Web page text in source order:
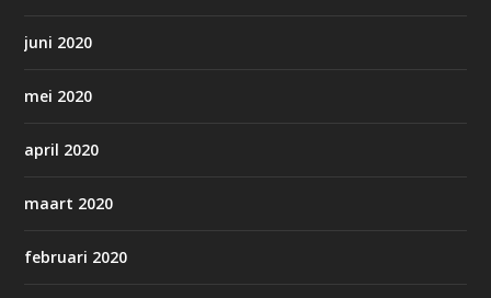
juni 2020
mei 2020
april 2020
maart 2020
februari 2020